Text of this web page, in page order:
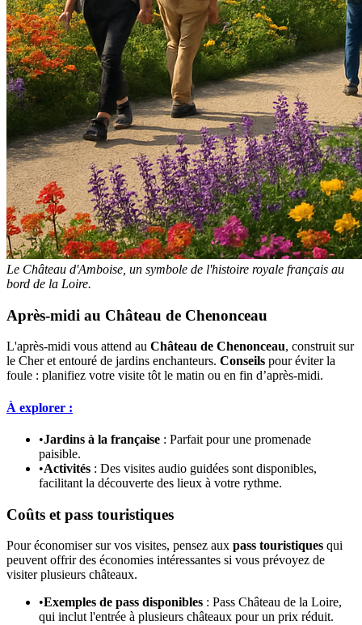
Le Château d'Amboise, un symbole de l'histoire royale français au
bord de la Loire.
Après-midi au Château de Chenonceau
L'après-midi vous attend au Château de Chenonceau, construit sur
le Cher et entouré de jardins enchanteurs. Conseils pour éviter la
foule : planifiez votre visite tôt le matin ou en fin d’après-midi.
À explorer :
•Jardins à la française : Parfait pour une promenade
paisible.
•Activités : Des visites audio guidées sont disponibles,
facilitant la découverte des lieux à votre rythme.
Coûts et pass touristiques
Pour économiser sur vos visites, pensez aux pass touristiques qui
peuvent offrir des économies intéressantes si vous prévoyez de
visiter plusieurs châteaux.
•Exemples de pass disponibles : Pass Château de la Loire,
qui inclut l'entrée à plusieurs châteaux pour un prix réduit.